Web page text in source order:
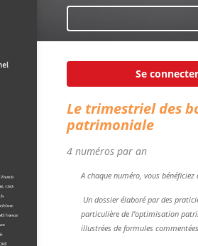
Se connecter
Le trimestriel des
patrimoniale
4 numéros par an
A chaque numéro, vous
Un dossier élaboré par des
particulière de l’optimisation
illustrées de formules